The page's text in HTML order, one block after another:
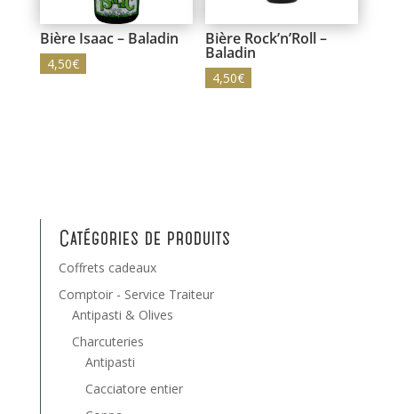
Bière Isaac – Baladin
4,50€
Bière Rock’n’Roll –
Baladin
4,50€
Catégories de produits
Coffrets cadeaux
Comptoir - Service Traiteur
Antipasti & Olives
Charcuteries
Antipasti
Cacciatore entier